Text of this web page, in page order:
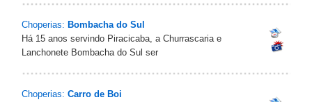
Choperias: Bombacha do Sul
Há 15 anos servindo Piracicaba, a Churrascaria e
Lanchonete Bombacha do Sul ser
Choperias: Carro de Boi